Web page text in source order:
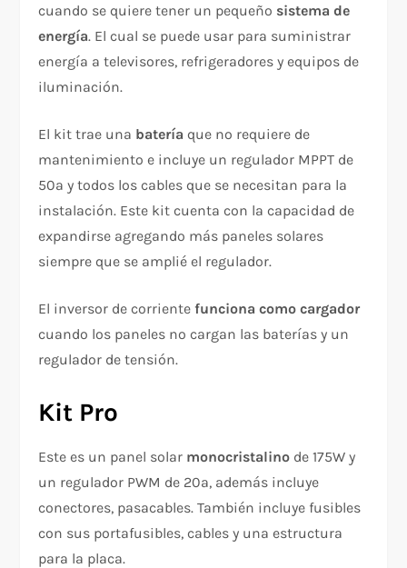
cuando se quiere tener un pequeño sistema de
energía. El cual se puede usar para suministrar
energía a televisores, refrigeradores y equipos de
iluminación.
El kit trae una bateríaque no requiere de
mantenimiento e incluye un regulador MPPT de
50ª y todos los cables que se necesitan para la
instalación. Este kit cuenta con la capacidad de
expandirse agregando más paneles solares
siempre que se amplié el regulador.
El inversor de corrientefunciona como cargador
cuando los paneles no cargan las baterías y un
regulador de tensión.
Kit Pro
Este es un panel solar monocristalino de 175W y
un regulador PWM de 20ª, además incluye
conectores, pasacables. También incluye fusibles
con sus portafusibles, cables y una estructura
para la placa.